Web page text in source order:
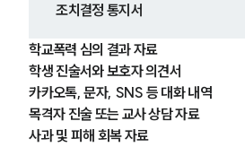
조치결정 통지서
학교폭력 심의 결과 자료
학생 진술서와 보호자 의견서
카카오톡, 문자, SNS 등 대화 내역
목격자 진술 또는 교사 상담 자료
사과 및 피해 회복 자료